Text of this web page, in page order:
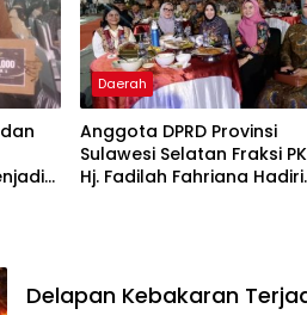
Daerah
Anggota DPRD Provinsi
Sulawesi Selatan Fraksi
Hj. Fadilah Fahriana Hadiri
2026
Delapan Kebakaran